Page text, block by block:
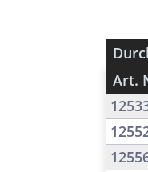
Art.